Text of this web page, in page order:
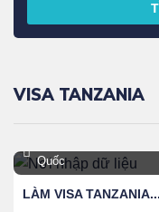
VISA TANZANIA
Quốc
LÀM VISA TANZANIA...